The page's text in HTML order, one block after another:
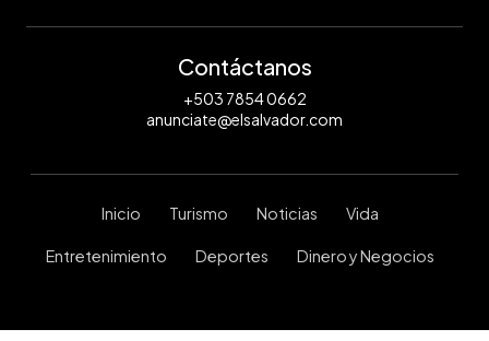
Contáctanos
+503 7854 0662
anunciate@elsalvador.com
Inicio Turismo Noticias Vida
Entretenimiento Deportes Dinero y Negocios